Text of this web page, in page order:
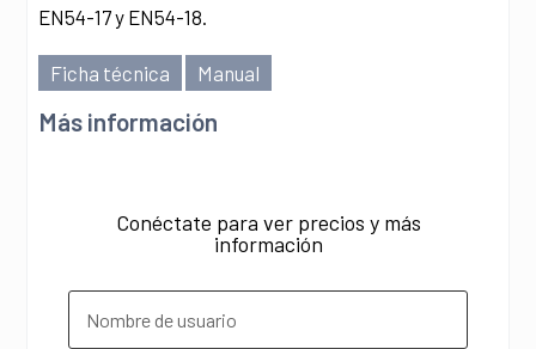
EN54-17 y EN54-18.
Ficha técnica Manual
Más información
Conéctate para ver precios y más
información